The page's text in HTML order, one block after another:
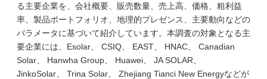
る主要企業を、会社概要、販売数量、売上高、価格、粗利益
率、製品ポートフォリオ、地理的プレゼンス、主要動向などの
パラメータに基づいて紹介しています。本調査の対象となる主
要企業には、Esolar、 CSIQ、 EAST、 HNAC、 Canadian
Solar、 Hanwha Group、 Huawei、 JA SOLAR、
JinkoSolar、 Trina Solar、 Zhejiang Tianci New Energyなどが